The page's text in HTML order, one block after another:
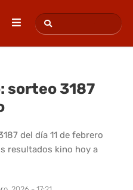
sorteo 3187
del día 11 de febrero
resultados kino hoy a